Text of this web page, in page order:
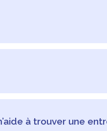
et les sites
et des opportunités.
pas à nous
que la durée,
conformément au
discrétionnaire.
un stage à l’étranger
avantages qu’il offre.
à trouver une